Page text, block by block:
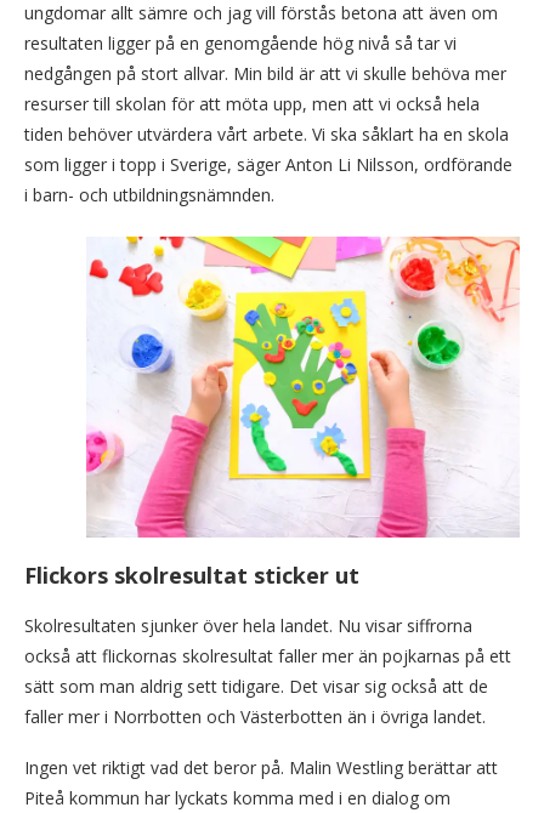
ungdomar allt sämre och jag vill förstås betona att även om
resultaten ligger på en genomgående hög nivå så tar vi
nedgången på stort allvar. Min bild är att vi skulle behöva mer
resurser till skolan för att möta upp, men att vi också hela
tiden behöver utvärdera vårt arbete. Vi ska såklart ha en skola
som ligger i topp i Sverige, säger Anton Li Nilsson, ordförande
i barn- och utbildningsnämnden.
Flickors skolresultat sticker ut
Skolresultaten sjunker över hela landet. Nu visar siffrorna
också att flickornas skolresultat faller mer än pojkarnas på ett
sätt som man aldrig sett tidigare. Det visar sig också att de
faller mer i Norrbotten och Västerbotten än i övriga landet.
Ingen vet riktigt vad det beror på. Malin Westling berättar att
Piteå kommun har lyckats komma med i en dialog om